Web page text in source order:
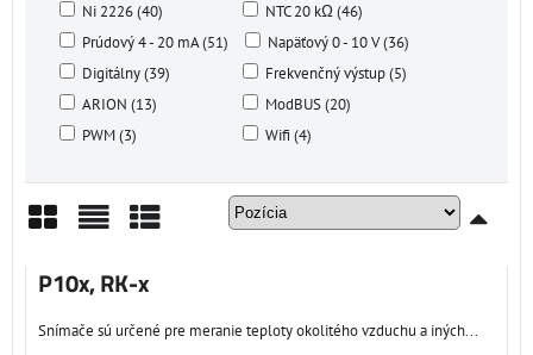
Ni 2226 (40)
NTC 20 kΩ (46)
Prúdový 4 - 20 mA (51)
Napäťový 0 - 10 V (36)
Digitálny (39)
Frekvenčný výstup (5)
ARION (13)
ModBUS (20)
PWM (3)
Wifi (4)
Mriežka
P10x, RK-x
Snímače sú určené pre meranie teploty okolitého vzduchu a iných...